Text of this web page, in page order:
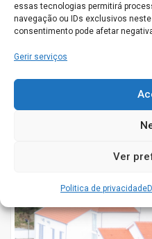
essas tecnologias permitirá
navegação ou IDs exclusivos
consentimento pode afetar
Gerir serviços
Ver
Politica de privacidade
Lar Santa Marinha
Rua do Vale, 1 Arrifana 5340-
0
acerca do seu
Aberto agora